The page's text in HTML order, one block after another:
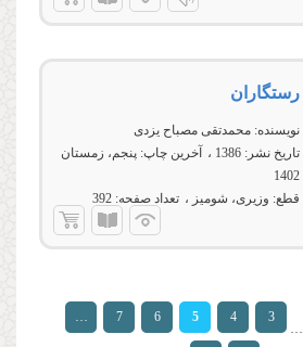
رستگاران
نویسنده: محمدتقی مصباح یزدی
تاریخ نشر: 1386 آخرین چاپ: پنجم، زمستان
1402
قطع: وزیری، شومیز تعداد صفحه: 392
…
3
4
5
6
7
…